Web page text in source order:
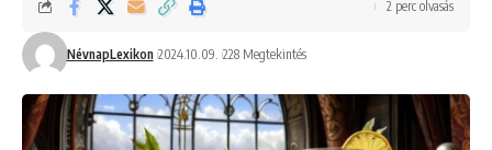
NévnapLexikon 2024.10.09. 228 Megtekintés
2 perc olvasás